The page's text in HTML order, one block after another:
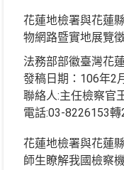
花蓮地檢署與花蓮
物網路暨實地展覽
法務部部徽臺灣花
發稿日期：106年2
聯絡人:主任檢察官
電話:03-8226153轉
花蓮地檢署與花蓮
師生瞭解我國檢察